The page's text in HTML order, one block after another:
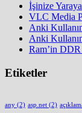
İşinize
VLC Media
Anki
Anki
Ram’in DDR
Etiketler
any (2) asp.net (2)